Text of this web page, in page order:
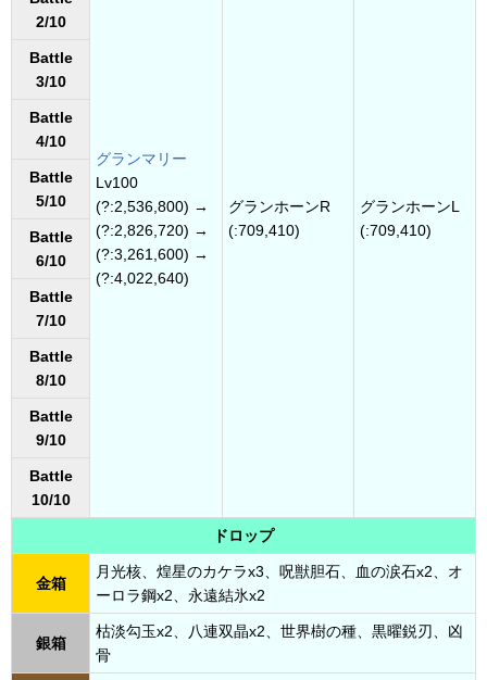
グランマリー
Lv100
(?:2,536,800) →
(?:2,826,720) →
(?:3,261,600) →
(?:4,022,640)
グランホーンR
(:709,410)
グランホーンL
(:709,410)
2/10
Battle
3/10
Battle
4/10
Battle
5/10
Battle
6/10
Battle
7/10
Battle
8/10
Battle
9/10
Battle
10/10
ドロップ
金箱
月光核、煌星のカケラx3、呪獣胆石、血の涙石x2、オ
ーロラ鋼x2、永遠結氷x2
銀箱
枯淡勾玉x2、八連双晶x2、世界樹の種、黒曜鋭刃、凶
骨